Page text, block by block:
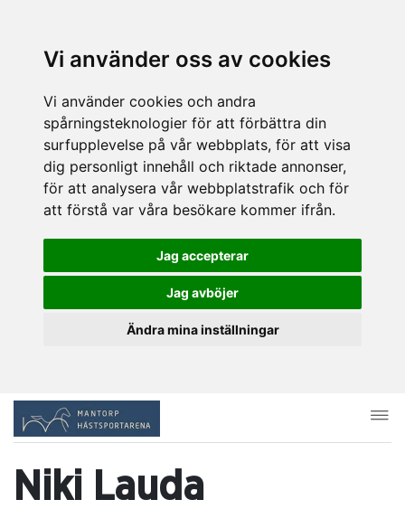
Vi använder oss av cookies
Vi använder cookies och andra
spårningsteknologier för att förbättra din
surfupplevelse på vår webbplats, för att visa
dig personligt innehåll och riktade annonser,
för att analysera vår webbplatstrafik och för
att förstå var våra besökare kommer ifrån.
Jag accepterar
Jag avböjer
Ändra mina inställningar
Niki Lauda